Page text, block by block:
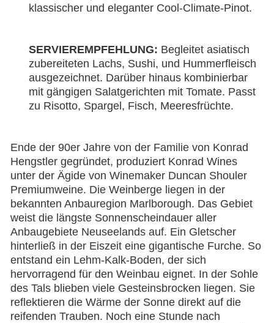
klassischer und eleganter Cool-Climate-Pinot.
SERVIEREMPFEHLUNG: Begleitet asiatisch
zubereiteten Lachs, Sushi, und Hummerfleisch
ausgezeichnet. Darüber hinaus kombinierbar
mit gängigen Salatgerichten mit Tomate. Passt
zu Risotto, Spargel, Fisch, Meeresfrüchte.
Ende der 90er Jahre von der Familie von Konrad
Hengstler gegründet, produziert Konrad Wines
unter der Ägide von Winemaker Duncan Shouler
Premiumweine. Die Weinberge liegen in der
bekannten Anbauregion Marlborough. Das Gebiet
weist die längste Sonnenscheindauer aller
Anbaugebiete Neuseelands auf. Ein Gletscher
hinterließ in der Eiszeit eine gigantische Furche. So
entstand ein Lehm-Kalk-Boden, der sich
hervorragend für den Weinbau eignet. In der Sohle
des Tals blieben viele Gesteinsbrocken liegen. Sie
reﬂektieren die Wärme der Sonne direkt auf die
reifenden Trauben. Noch eine Stunde nach